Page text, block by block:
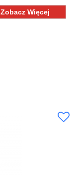
Zobacz Więcej